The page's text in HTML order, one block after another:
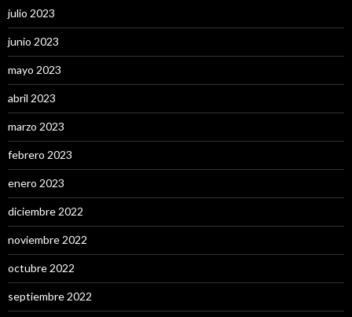
julio 2023
junio 2023
mayo 2023
abril 2023
marzo 2023
febrero 2023
enero 2023
diciembre 2022
noviembre 2022
octubre 2022
septiembre 2022